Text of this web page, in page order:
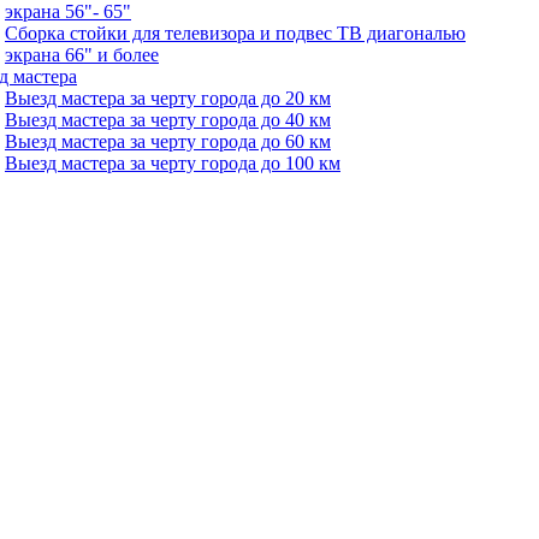
экрана 56"- 65"
Сборка стойки для телевизора и подвес ТВ диагональю
экрана 66" и более
мастера
Выезд мастера за черту города до 20 км
Выезд мастера за черту города до 40 км
Выезд мастера за черту города до 60 км
Выезд мастера за черту города до 100 км